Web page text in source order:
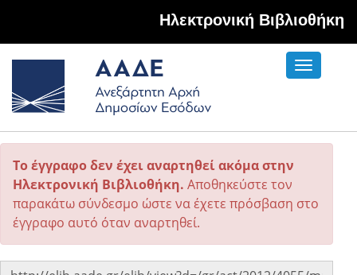
Hλεκτρονική Βιβλιοθήκη
Toggle
Το έγγραφο δεν έχει αναρτηθεί ακόμα στην
Ηλεκτρονική Βιβλιοθήκη. Αποθηκεύστε τον
παρακάτω σύνδεσμο ώστε να έχετε πρόσβαση στο
έγγραφο αυτό όταν αναρτηθεί.